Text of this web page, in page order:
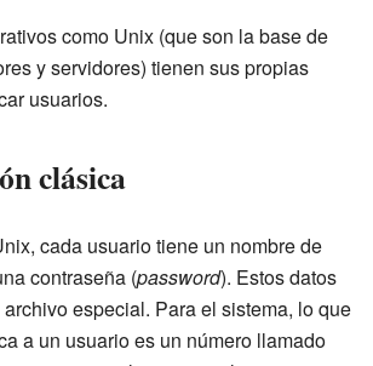
como Unix (que son la base de
y servidores) tienen sus propias
usuarios.
clásica
cada usuario tiene un nombre de
contraseña (password). Estos datos
especial. Para el sistema, lo que
a un usuario es un número llamado